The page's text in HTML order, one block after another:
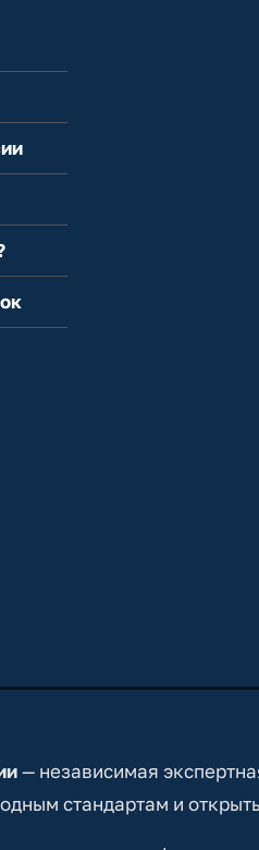
— независимая
стандартам и